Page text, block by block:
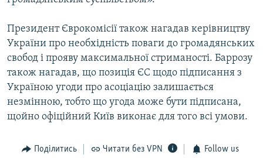
Президент Єврокомісії також нагадав керівництву
України про необхідність поваги до громадянських
свобод і прояву максимальної стриманості. Баррозу
також нагадав, що позиція ЄС щодо підписання з
Україною угоди про асоціацію залишається
незмінною, тобто що угода може бути підписана,
щойно офіційний Київ виконає для того всі умови.
Поділитись Читати без VPN Follow us